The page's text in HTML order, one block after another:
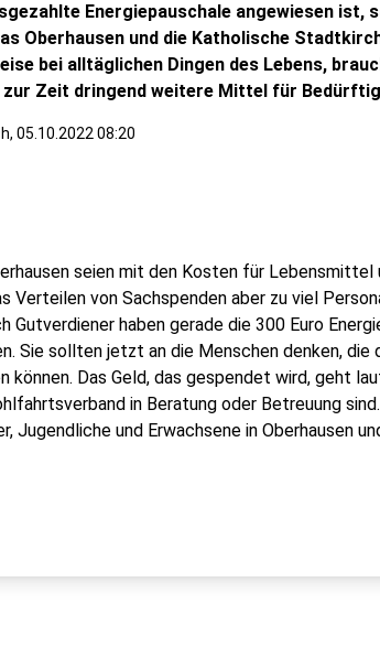
Energiepauschale angewiesen ist,
Oberhausen und die Katholische
bei alltäglichen Dingen des Lebens,
Zeit dringend weitere Mittel für
05.10.2022 08:20
seien mit den Kosten für Lebensmittel
Verteilen von Sachspenden aber zu viel
Gutverdiener haben gerade die 300 Euro
Sie sollten jetzt an die Menschen denken, die
können. Das Geld, das gespendet wird, geht
in Beratung oder Betreuung
Jugendliche und Erwachsene in Oberhausen